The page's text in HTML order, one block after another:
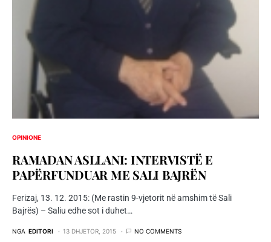
OPINIONE
RAMADAN ASLLANI: INTERVISTË E
PAPËRFUNDUAR ME SALI BAJRËN
Ferizaj, 13. 12. 2015: (Me rastin 9-vjetorit në amshim të Sali
Bajrës) – Saliu edhe sot i duhet…
NGA EDITORI 13 DHJETOR, 2015 NO COMMENTS